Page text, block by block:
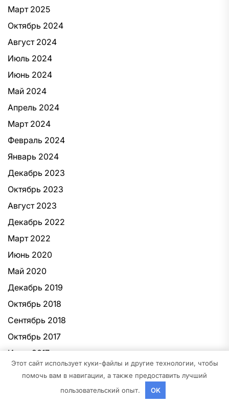
Март 2025
Октябрь 2024
Август 2024
Июль 2024
Июнь 2024
Май 2024
Апрель 2024
Март 2024
Февраль 2024
Январь 2024
Декабрь 2023
Октябрь 2023
Август 2023
Декабрь 2022
Март 2022
Июнь 2020
Май 2020
Декабрь 2019
Октябрь 2018
Сентябрь 2018
Октябрь 2017
Июнь 2017
Этот сайт использует куки-файлы и другие технологии, чтобы
помочь вам в навигации, а также предоставить лучший
пользовательский опыт.
OK